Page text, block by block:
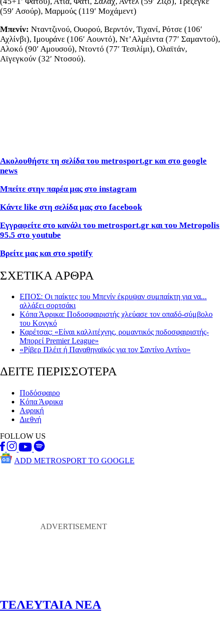
(59′ Ασούρ), Μαρμούς (119′ Μοχάμεντ)
Μπενίν: Νταντζινού, Ουορού, Βερντόν, Τιχανί, Ρότσε (106′
Αχλίνβι), Ιμουράνε (106′ Αουντό), Ντ’Αλμέιντα (77′ Σαμαντού),
Αλοκό (90′ Αμουσού), Ντοντό (77′ Τεσιλίμι), Ολαϊτάν,
Αϊγεγκούν (32′ Ντοσού).
Ακολουθήστε τη σελίδα του metrosport.gr και στο google
news
Μπείτε στην παρέα μας στο instagram
Κάντε like στη σελίδα μας στο facebook
Εγγραφείτε στο κανάλι του metrosport.gr και του Metropolis
95.5 στο youtube
Βρείτε μας και στο spotify
ΣΧΕΤΙΚΑ ΑΡΘΡΑ
ΕΠΟΣ: Οι παίκτες του Μπενίν έκρυψαν συμπαίκτη για να...
αλλάξει σορτσάκι
Κόπα Άφρικα: Ποδοσφαιριστής χλεύασε τον οπαδό-σύμβολο
του Κονγκό
Καρέτσας: «Είναι καλλιτέχνης, ρομαντικός ποδοσφαιριστής-
Μπορεί Premier League»
«Ρίβερ Πλέιτ ή Παναθηναϊκός για τον Σαντίνο Αντίνο»
ΔΕΙΤΕ ΠΕΡΙΣΣΟΤΕΡΑ
Ποδόσφαιρο
Κόπα Άφρικα
Αφρική
Διεθνή
FOLLOW US
ADD METROSPORT TO GOOGLE
ΤΕΛΕΥΤΑΙΑ ΝΕΑ